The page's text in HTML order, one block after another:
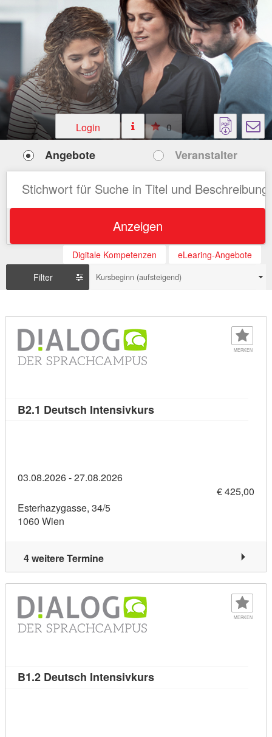
Login 0
Angebote Veranstalter
Anzeigen
Digitale Kompetenzen
eLearing-Angebote
Filter
Kursbeginn (aufsteigend)
MERKEN
B2.1 Deutsch IntensivkursKursdetail: B2.1 Deutsch
03.08.2026 - 27.08.2026
€ 425,00
Esterhazygasse, 34/5
1060 Wien
4 weitere Termine
MERKEN
B1.2 Deutsch IntensivkursKursdetail: B1.2 Deutsch